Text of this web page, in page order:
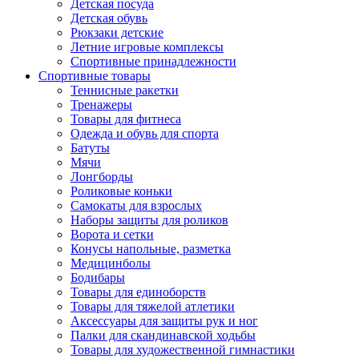
Детская посуда
Детская обувь
Рюкзаки детские
Летние игровые комплексы
Спортивные принадлежности
Спортивные товары
Теннисные ракетки
Тренажеры
Товары для фитнеса
Одежда и обувь для спорта
Батуты
Мячи
Лонгборды
Роликовые коньки
Самокаты для взрослых
Наборы защиты для роликов
Ворота и сетки
Конусы напольные, разметка
Медицинболы
Бодибары
Товары для единоборств
Товары для тяжелой атлетики
Аксессуары для защиты рук и ног
Палки для скандинавской ходьбы
Товары для художественной гимнастики